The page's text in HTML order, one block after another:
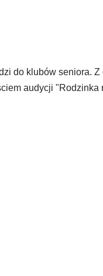
do klubów seniora.
audycji "Rodzinka